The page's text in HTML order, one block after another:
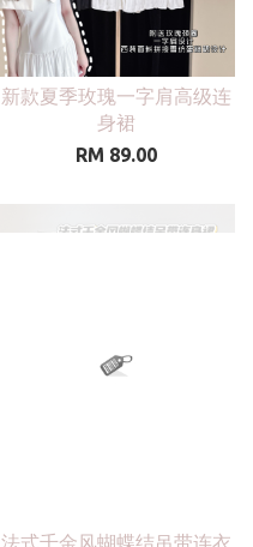
新款夏季玫瑰一字肩高级连
身裙
RM 89.00
法式千金风蝴蝶结吊带连衣